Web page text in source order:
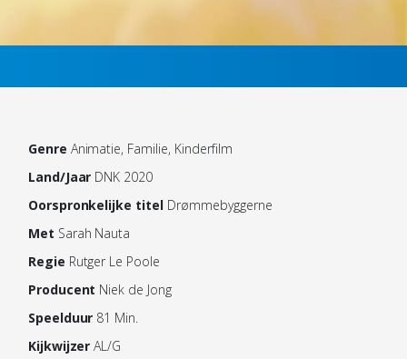
Genre Animatie, Familie, Kinderfilm
Land/Jaar DNK 2020
Oorspronkelijke titel Drømmebyggerne
Met Sarah Nauta
Regie Rutger Le Poole
Producent Niek de Jong
Speelduur 81 Min.
Kijkwijzer AL/G